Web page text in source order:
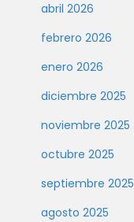
abril 2026
febrero 2026
enero 2026
diciembre 2025
noviembre 2025
octubre 2025
septiembre 2025
agosto 2025